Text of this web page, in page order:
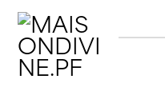
Skip
content